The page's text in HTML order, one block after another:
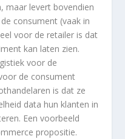
maar levert bovendien
consument (vaak in
voor de retailer is dat
kan laten zien.
voor de
de consument
is dat ze
data hun klanten in
Een voorbeeld
propositie.